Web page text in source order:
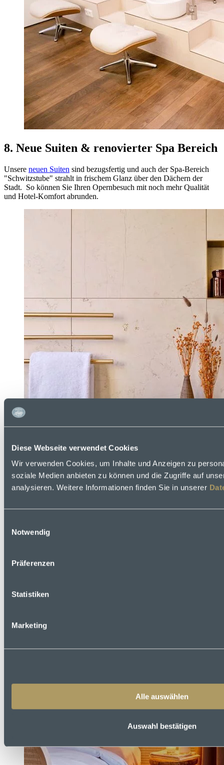
Diese Webseite verwendet Cookies
Wir verwenden Cookies, um Inhalte und Anzeigen zu
soziale Medien anbieten zu können und die Zugriffe auf
analysieren. Weitere Informationen finden Sie in unserer
Notwendig
Präferenzen
Statistiken
Marketing
Alle auswählen
Auswahl bestätigen
8. Neue Suiten & renovierter Spa Bereich
Unsere neuen Suiten sind bezugsfertig und auch der Spa-Bereich
"Schwitzstube" strahlt in frischem Glanz über den Dächern der
Stadt. So können Sie Ihren Opernbesuch mit noch mehr Qualität
und Hotel-Komfort abrunden.